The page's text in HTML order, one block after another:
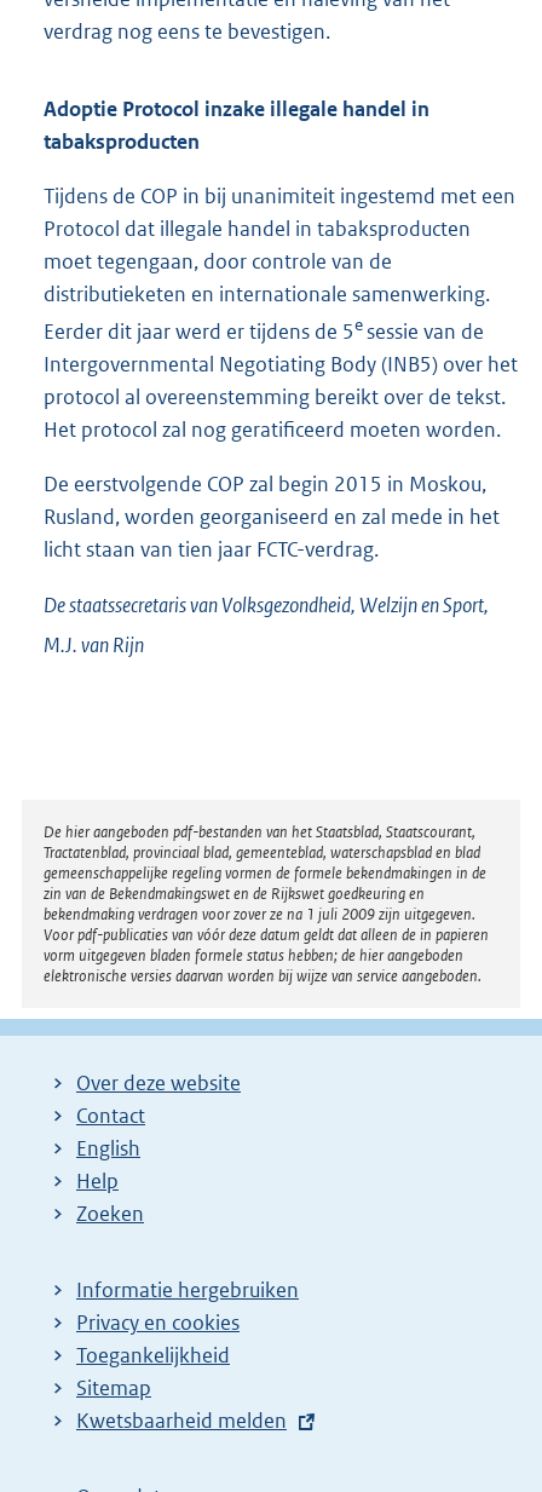
verdrag nog eens te bevestigen.
Adoptie Protocol inzake illegale handel in
tabaksproducten
Tijdens de COP in bij unanimiteit ingestemd met een
Protocol dat illegale handel in tabaksproducten
moet tegengaan, door controle van de
distributieketen en internationale samenwerking.
Eerder dit jaar werd er tijdens de 5esessie van de
Intergovernmental Negotiating Body (INB5) over het
protocol al overeenstemming bereikt over de tekst.
Het protocol zal nog geratificeerd moeten worden.
De eerstvolgende COP zal begin 2015 in Moskou,
Rusland, worden georganiseerd en zal mede in het
licht staan van tien jaar FCTC-verdrag.
De staatssecretaris van Volksgezondheid, Welzijn en Sport,
M.J. vanRijn
Disclaimer
De hier aangeboden pdf-bestanden van het Staatsblad, Staatscourant,
Tractatenblad, provinciaal blad, gemeenteblad, waterschapsblad en blad
gemeenschappelijke regeling vormen de formele bekendmakingen in de
zin van de Bekendmakingswet en de Rijkswet goedkeuring en
bekendmaking verdragen voor zover ze na 1 juli 2009 zijn uitgegeven.
Voor pdf-publicaties van vóór deze datum geldt dat alleen de in papieren
vorm uitgegeven bladen formele status hebben; de hier aangeboden
elektronische versies daarvan worden bij wijze van service aangeboden.
Over deze website
Contact
English
Help
Zoeken
Informatie hergebruiken
Privacy en cookies
Toegankelijkheid
Sitemap
E
t
Kwetsbaarheid melden